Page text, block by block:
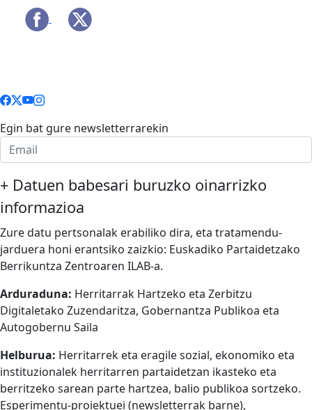
Egin bat gure newsletterrarekin
+ Datuen babesari buruzko oinarrizko
informazioa
Zure datu pertsonalak erabiliko dira, eta tratamendu-
jarduera honi erantsiko zaizkio: Euskadiko Partaidetzako
Berrikuntza Zentroaren ILAB-a.
Arduraduna: Herritarrak Hartzeko eta Zerbitzu
Digitaletako Zuzendaritza, Gobernantza Publikoa eta
Autogobernu Saila
Helburua: Herritarrek eta eragile sozial, ekonomiko eta
instituzionalek herritarren partaidetzan ikasteko eta
berritzeko sarean parte hartzea, balio publikoa sortzeko.
Esperimentu-proiektuei (newsletterrak barne),